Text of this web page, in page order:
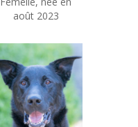
août 2023